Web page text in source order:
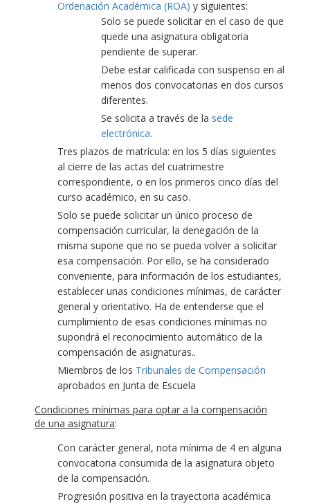
Ordenación Académica (ROA) y siguientes:
Solo se puede solicitar en el caso de que
quede una asignatura obligatoria
pendiente de superar.
Debe estar calificada con suspenso en al
menos dos convocatorias en dos cursos
diferentes.
Se solicita a través de la sede
electrónica.
Tres plazos de matrícula: en los 5 días siguientes
al cierre de las actas del cuatrimestre
correspondiente, o en los primeros cinco días del
curso académico, en su caso.
Solo se puede solicitar un único proceso de
compensación curricular, la denegación de la
misma supone que no se pueda volver a solicitar
esa compensación. Por ello, se ha considerado
conveniente, para información de los estudiantes,
establecer unas condiciones mínimas, de carácter
general y orientativo. Ha de entenderse que el
cumplimiento de esas condiciones mínimas no
supondrá el reconocimiento automático de la
compensación de asignaturas..
Miembros de los Tribunales de Compensación
aprobados en Junta de Escuela
Condiciones mínimas para optar a la compensación
de una asignatura:
Con carácter general, nota mínima de 4 en alguna
convocatoria consumida de la asignatura objeto
de la compensación.
Progresión positiva en la trayectoria académica